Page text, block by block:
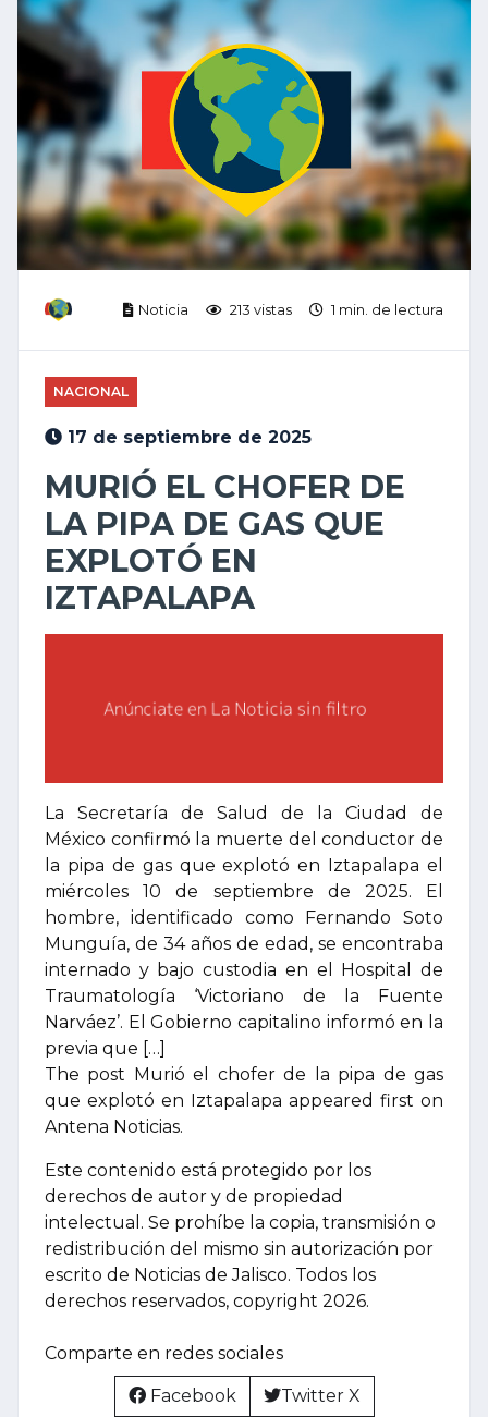
Noticia 213 vistas 1 min. de lectura
NACIONAL
17 de septiembre de 2025
MURIÓ EL CHOFER DE
LA PIPA DE GAS QUE
EXPLOTÓ EN
IZTAPALAPA
La Secretaría de Salud de la Ciudad de
México confirmó la muerte del conductor de
la pipa de gas que explotó en Iztapalapa el
miércoles 10 de septiembre de 2025. El
hombre, identificado como Fernando Soto
Munguía, de 34 años de edad, se encontraba
internado y bajo custodia en el Hospital de
Traumatología ‘Victoriano de la Fuente
Narváez’. El Gobierno capitalino informó en la
previa que […]
The post Murió el chofer de la pipa de gas
que explotó en Iztapalapa appeared first on
Antena Noticias.
Este contenido está protegido por los
derechos de autor y de propiedad
intelectual. Se prohíbe la copia, transmisión o
redistribución del mismo sin autorización por
escrito de Noticias de Jalisco. Todos los
derechos reservados, copyright 2026.
Comparte en redes sociales
Facebook Twitter X